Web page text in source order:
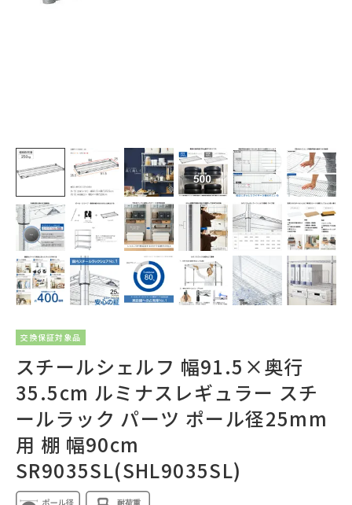
交換保証対象品
スチールシェルフ 幅91.5×奥行
35.5cm ルミナスレギュラー スチ
ールラック パーツ ポール径25mm
用 棚 幅90cm
SR9035SL(SHL9035SL)